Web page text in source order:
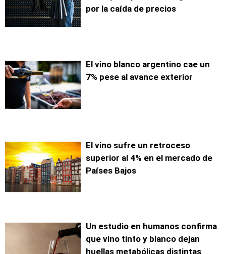
por la caída de precios
El vino blanco argentino cae un
7% pese al avance exterior
El vino sufre un retroceso
superior al 4% en el mercado de
Países Bajos
Un estudio en humanos confirma
que vino tinto y blanco dejan
huellas metabólicas distintas